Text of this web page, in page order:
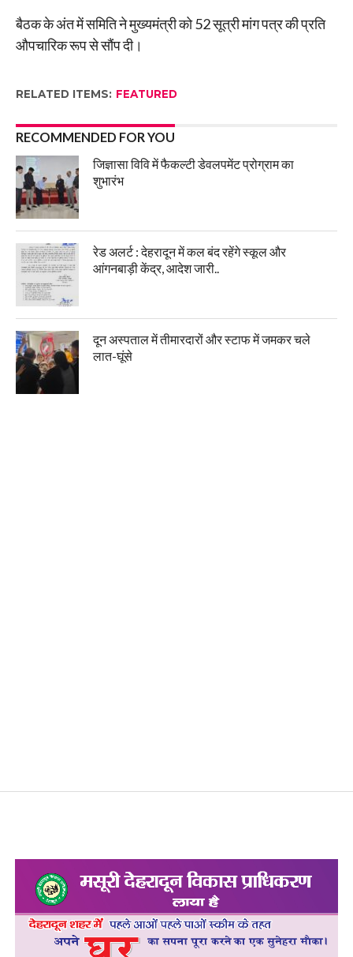
बैठक के अंत में समिति ने मुख्यमंत्री को 52 सूत्री मांग पत्र की प्रति
औपचारिक रूप से सौंप दी।
RELATED ITEMS: FEATURED
RECOMMENDED FOR YOU
जिज्ञासा विवि में फैकल्टी डेवलपमेंट प्रोग्राम का
शुभारंभ
रेड अलर्ट : देहरादून में कल बंद रहेंगे स्कूल और
आंगनबाड़ी केंद्र, आदेश जारी..
दून अस्पताल में तीमारदारों और स्टाफ में जमकर चले
लात-घूंसे